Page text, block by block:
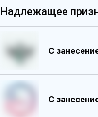
Надлежащее
С
С